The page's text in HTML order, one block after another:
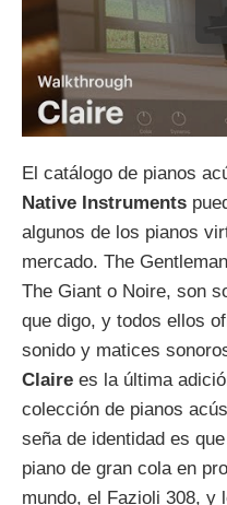
El catálogo de pianos
Native Instruments
algunos de los pianos
mercado. The
The Giant o Noire, son
que digo, y todos ellos
sonido y matices
Claire es la última
colección de pianos
seña de identidad es
piano de gran cola en
mundo, el Fazioli 308, y